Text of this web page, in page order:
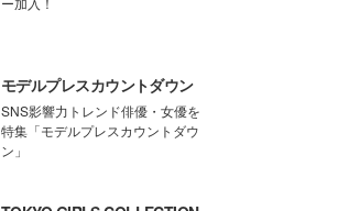
モデルプレスカウントダウン
SNS影響力トレンド俳優・女優を
特集「モデルプレスカウントダウ
ン」